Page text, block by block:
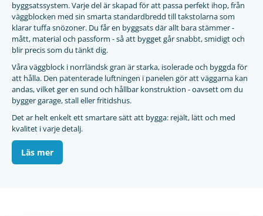
byggsatssystem. Varje del är skapad för att passa perfekt ihop, från
väggblocken med sin smarta standardbredd till takstolarna som
klarar tuffa snözoner. Du får en byggsats där allt bara stämmer -
mått, material och passform - så att bygget går snabbt, smidigt och
blir precis som du tänkt dig.
Våra väggblock i norrländsk gran är starka, isolerade och byggda för
att hålla. Den patenterade luftningen i panelen gör att väggarna kan
andas, vilket ger en sund och hållbar konstruktion - oavsett om du
bygger garage, stall eller fritidshus.
Det ar helt enkelt ett smartare sätt att bygga: rejält, lätt och med
kvalitet i varje detalj.
Läs mer